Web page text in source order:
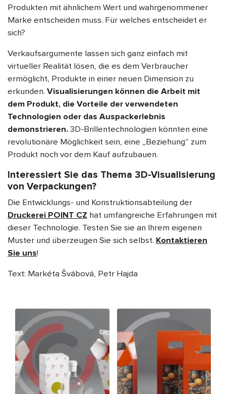
Produkten mit ähnlichem Wert und wahrgenommener
Marke entscheiden muss. Für welches entscheidet er
sich?
Verkaufsargumente lassen sich ganz einfach mit
virtueller Realität lösen, die es dem Verbraucher
ermöglicht, Produkte in einer neuen Dimension zu
erkunden. Visualisierungen können die Arbeit mit
dem Produkt, die Vorteile der verwendeten
Technologien oder das Auspackerlebnis
demonstrieren. 3D-Brillentechnologien könnten eine
revolutionäre Möglichkeit sein, eine „Beziehung“ zum
Produkt noch vor dem Kauf aufzubauen.
Interessiert Sie das Thema 3D-Visualisierung
von Verpackungen?
Die Entwicklungs- und Konstruktionsabteilung der
Druckerei POINT CZ hat umfangreiche Erfahrungen mit
dieser Technologie. Testen Sie sie an Ihrem eigenen
Muster und überzeugen Sie sich selbst. Kontaktieren
Sie uns!
Text: Markéta Švábová, Petr Hajda